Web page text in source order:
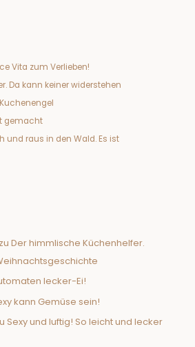
Vita zum Verlieben!
Da kann keiner widerstehen
gemacht
und raus in den Wald. Es ist
zu Der himmlische Küchenhelfer.
lecker-Ei!
kann Gemüse sein!
Sexy und luftig! So leicht und lecker